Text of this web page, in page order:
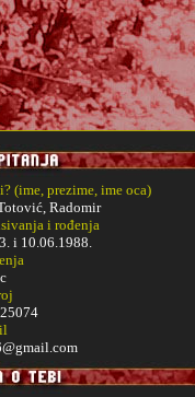
(ime, prezime, ime oca)
Radomir
i rođenja
i 10.06.1988.